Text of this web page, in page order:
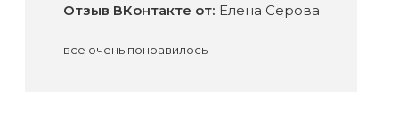
Отзыв ВКонтакте от: Елена Серова
все очень понравилось